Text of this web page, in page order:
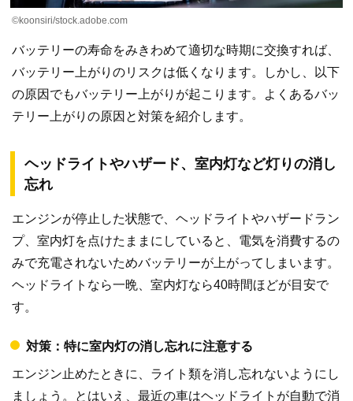
©koonsiri/stock.adobe.com
バッテリーの寿命をみきわめて適切な時期に交換すれば、
バッテリー上がりのリスクは低くなります。しかし、以下
の原因でもバッテリー上がりが起こります。よくあるバッ
テリー上がりの原因と対策を紹介します。
ヘッドライトやハザード、室内灯など灯りの消し
忘れ
エンジンが停止した状態で、ヘッドライトやハザードラン
プ、室内灯を点けたままにしていると、電気を消費するの
みで充電されないためバッテリーが上がってしまいます。
ヘッドライトなら一晩、室内灯なら40時間ほどが目安で
す。
対策：特に室内灯の消し忘れに注意する
エンジン止めたときに、ライト類を消し忘れないようにし
ましょう。とはいえ、最近の車はヘッドライトが自動で消